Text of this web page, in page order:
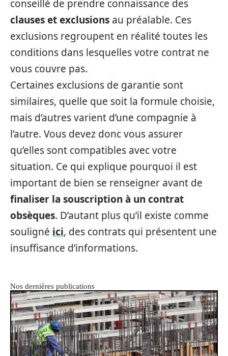
conseillé de prendre connaissance des
clauses et exclusions au préalable. Ces
exclusions regroupent en réalité toutes les
conditions dans lesquelles votre contrat ne
vous couvre pas.
Certaines exclusions de garantie sont
similaires, quelle que soit la formule choisie,
mais d’autres varient d’une compagnie à
l’autre. Vous devez donc vous assurer
qu’elles sont compatibles avec votre
situation. Ce qui explique pourquoi il est
important de bien se renseigner avant de
finaliser la souscription à un contrat
obsèques. D’autant plus qu’il existe comme
souligné ici, des contrats qui présentent une
insuffisance d’informations.
Nos dernières publications